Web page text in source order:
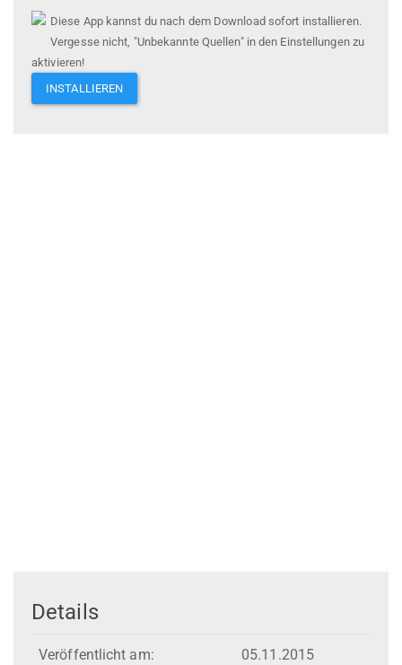
Diese App kannst du nach dem Download sofort installieren.
Vergesse nicht, "Unbekannte Quellen" in den Einstellungen zu
aktivieren!
INSTALLIEREN
Details
Veröffentlicht am: 05.11.2015